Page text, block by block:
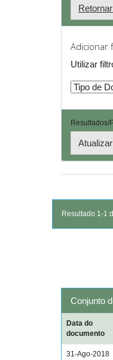
Adicionar
Utilizar
Resultados/
Resultado 1-1
Conjunto
Data do
documento
31-Ago-2018